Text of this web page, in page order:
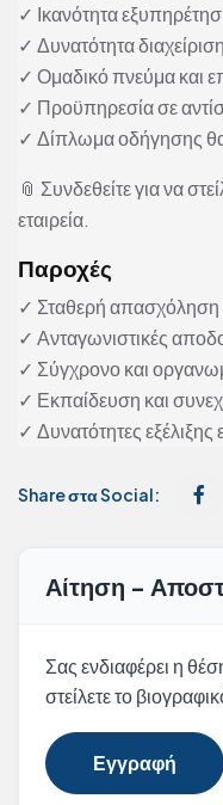
✓ Ικανότητα
✓ Δυνατότητα
✓ Ομαδικό πνεύμα και
✓ Προϋπηρεσία σε
✓ Δίπλωμα οδήγησης
📎 Συνδεθείτε για να
εταιρεία.
Παροχές
✓ Σταθερή απασχόληση
✓ Ανταγωνιστικές
✓ Σύγχρονο και
✓ Εκπαίδευση και
✓ Δυνατότητες εξέλιξης
Share στα Social:
Αίτηση -
Σας ενδιαφέρει η
στείλετε το
Εγγραφή